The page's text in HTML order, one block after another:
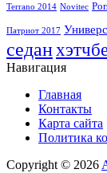
Terrano 2014 Novitec
Патриот 2017
седан
Навигация
Главная
Контакты
Карта сайта
Политика
Copyright © 2026